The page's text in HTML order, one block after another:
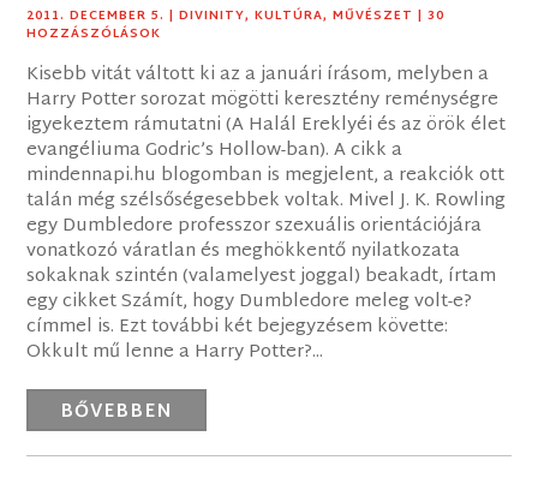
2011. DECEMBER 5. |DIVINITY,KULTÚRA,MŰVÉSZET | 30
HOZZÁSZÓLÁSOK
Kisebb vitát váltott ki az a januári írásom, melyben a
Harry Potter sorozat mögötti keresztény reménységre
igyekeztem rámutatni (A Halál Ereklyéi és az örök élet
evangéliuma Godric’s Hollow-ban). A cikk a
mindennapi.hu blogomban is megjelent, a reakciók ott
talán még szélsőségesebbek voltak. Mivel J. K. Rowling
egy Dumbledore professzor szexuális orientációjára
vonatkozó váratlan és meghökkentő nyilatkozata
sokaknak szintén (valamelyest joggal) beakadt, írtam
egy cikket Számít, hogy Dumbledore meleg volt-e?
címmel is. Ezt további két bejegyzésem követte:
Okkult mű lenne a Harry Potter?...
BŐVEBBEN